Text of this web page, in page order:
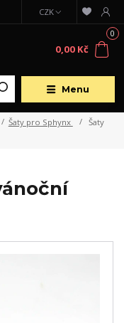
Menu
CZK
0
0,00 Kč
Šaty pro Sphynx
Šaty